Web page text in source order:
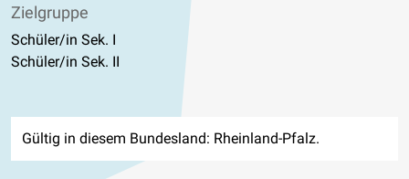
Zielgruppe
Schüler/in Sek. I
Schüler/in Sek. II
Gültig in diesem Bundesland: Rheinland-Pfalz.